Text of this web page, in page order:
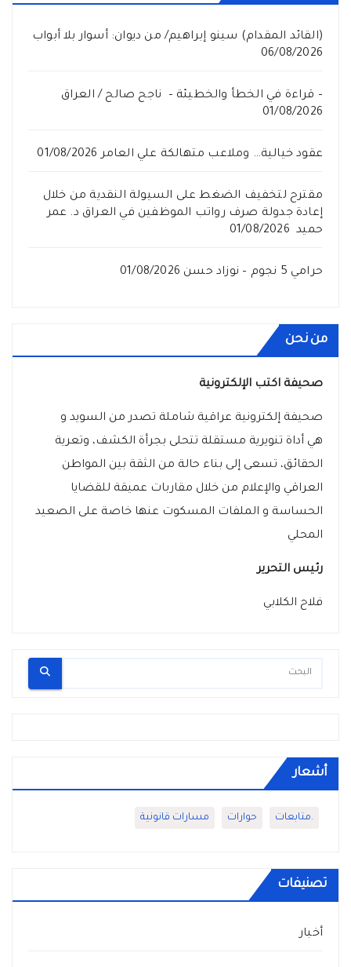
(القائد المقدام) سينو إبراهيم/ من ديوان: أسوار بلا أبواب
06/08/2026
– قراءة في الخطأ والخطيئة – ناجح صالح / العراق
01/08/2026
عقود خيالية… وملاعب متهالكة علي العامر 01/08/2026
مقترح لتخفيف الضغط على السيولة النقدية من خلال
إعادة جدولة صرف رواتب الموظفين في العراق د. عمر
حميد 01/08/2026
حرامي 5 نجوم – نوزاد حسن 01/08/2026
من نحن
صحيفة اكتب الإلكترونية
صحيفة إلكترونية عراقية شاملة تصدر من السويد و
هي أداة تنويرية مستقلة تتحلى بجرأة الكشف، وتعرية
الحقائق، تسعى إلى بناء حالة من الثقة بين المواطن
العراقي والإعلام من خلال مقاربات عميقة للقضايا
الحساسة و الملفات المسكوت عنها خاصة على الصعيد
المحلي
رئيس التحرير
فلاح الكلابي
أشعار
.متابعات حوارات مسارات قانونية
تصنيفات
أخبار